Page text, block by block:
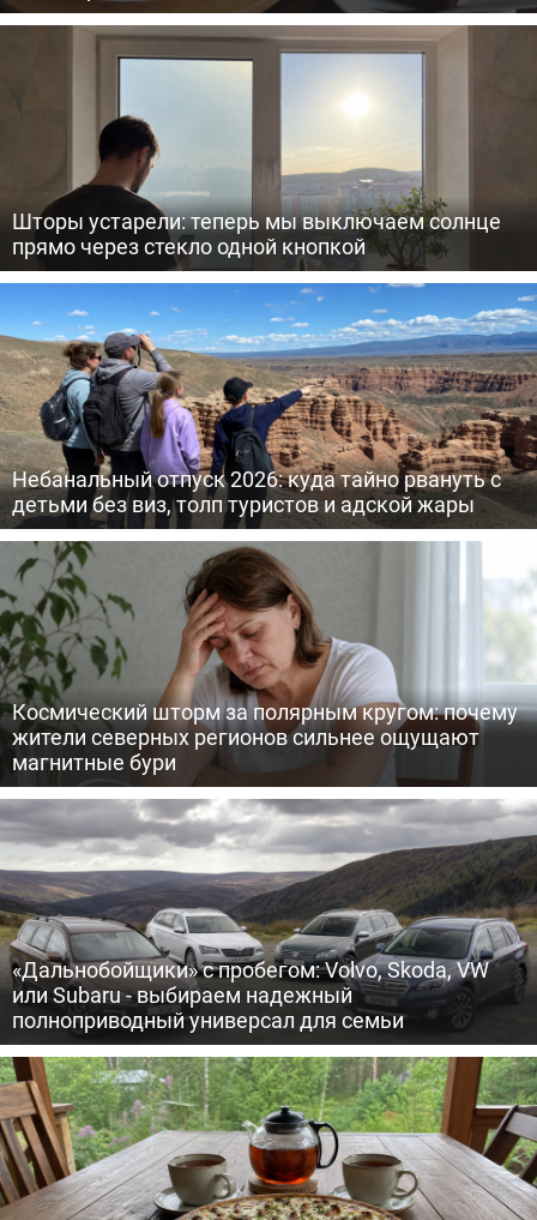
Шторы устарели: теперь мы выключаем солнце
прямо через стекло одной кнопкой
Небанальный отпуск 2026: куда тайно рвануть с
детьми без виз, толп туристов и адской жары
Космический шторм за полярным кругом: почему
жители северных регионов сильнее ощущают
магнитные бури
«Дальнобойщики» с пробегом: Volvo, Skoda, VW
или Subaru - выбираем надежный
полноприводный универсал для семьи